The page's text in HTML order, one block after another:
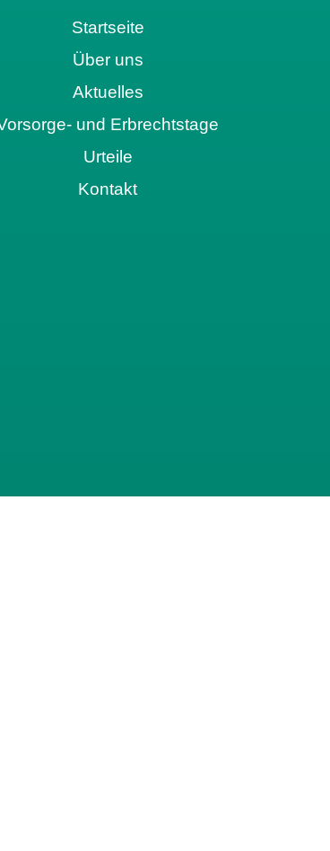
Startseite
Über uns
Aktuelles
und Erbrechtstage
Urteile
Kontakt